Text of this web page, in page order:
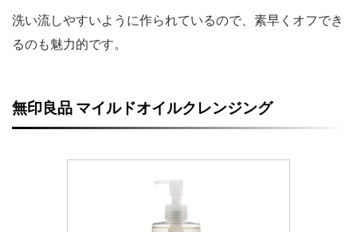
洗い流しやすいように作られているので、素早くオフでき
るのも魅力的です。
無印良品 マイルドオイルクレンジング